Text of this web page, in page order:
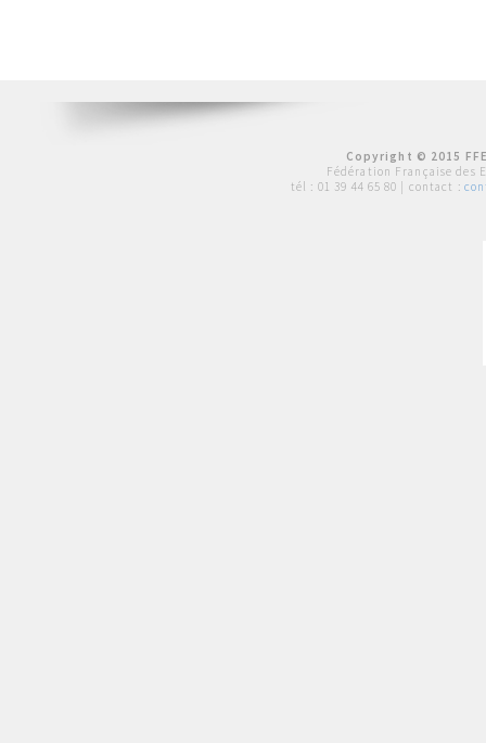
Copyright © 2015
Fédération Française des
tél : 01 39 44 65 80 | contact :